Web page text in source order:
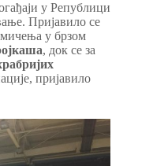
у Републици
Пријавило се
у брзом
, док се за
пријавило